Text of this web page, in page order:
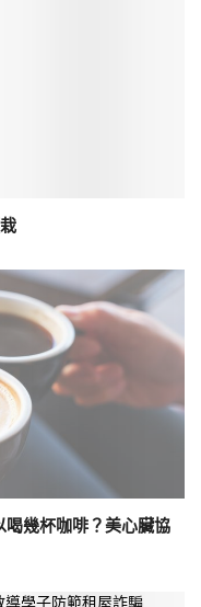
喝幾杯咖啡？美心臟協